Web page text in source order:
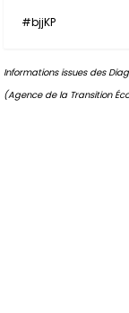
#bjjKP
Informations issues des
(Agence de la Transition